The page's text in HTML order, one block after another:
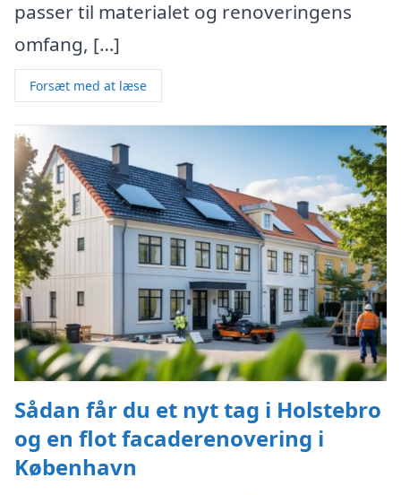
passer til materialet og renoveringens
omfang, […]
Forsæt med at læse
Sådan får du et nyt tag i Holstebro
og en flot facaderenovering i
København